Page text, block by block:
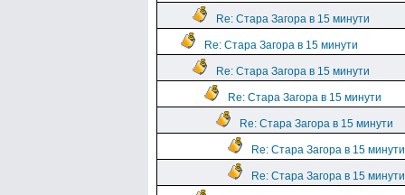
Re: Стара Загора в 15 минути
Re: Стара Загора в 15 минути
Re: Стара Загора в 15 минути
Re: Стара Загора в 15 минути
Re: Стара Загора в 15 минути
Re: Стара Загора в 15 минути
Re: Стара Загора в 15 минути